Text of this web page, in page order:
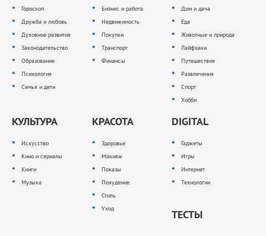
Гороскоп
Дружба и любовь
Духовное развитие
Законодательство
Образование
Психология
Семья и дети
Бизнес и работа
Недвижимость
Покупки
Транспорт
Финансы
Дом и дача
Еда
Животные и природа
Лайфхаки
Путешествия
Развлечения
Спорт
Хобби
КУЛЬТУРА
Искусство
Кино и сериалы
Книги
Музыка
КРАСОТА
Здоровье
Макияж
Показы
Похудение
Стиль
Уход
DIGITAL
Гаджеты
Игры
Интернет
Технологии
ТЕСТЫ